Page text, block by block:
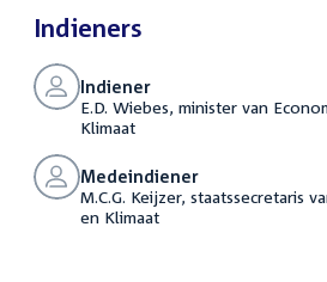
Indieners
Indiener
E.D. Wiebes, minister van
Klimaat
Medeindiener
M.C.G. Keijzer, staatssecretaris
en Klimaat